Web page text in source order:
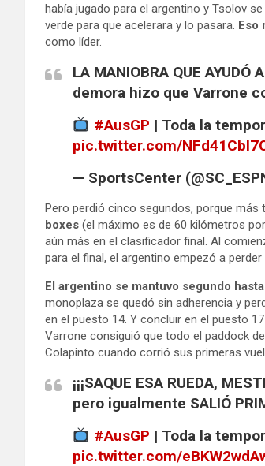
había jugado para el argentino y Tsolov
verde para que acelerara y lo pasara. Eso
como líder.
LA MANIOBRA QUE
demora hizo que Varrone
#AusGP | Toda la
pic.twitter.com/
— SportsCenter
Pero perdió cinco segundos, porque más
boxes (el máximo es de 60 kilómetros
aún más en el clasificador final. Al
para el final, el argentino empezó a perder
El argentino se mantuvo segundo
monoplaza se quedó sin adherencia y
en el puesto 14. Y concluir en el puesto
Varrone consiguió que todo el paddock
Colapinto cuando corrió sus primeras
¡¡¡SAQUE ESA RUEDA,
pero igualmente SALIÓ
#AusGP | Toda la
pic.twitter.com/